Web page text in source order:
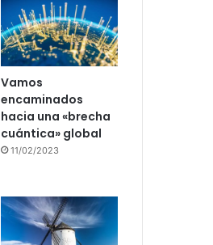
Vamos
encaminados
hacia una «brecha
cuántica» global
11/02/2023